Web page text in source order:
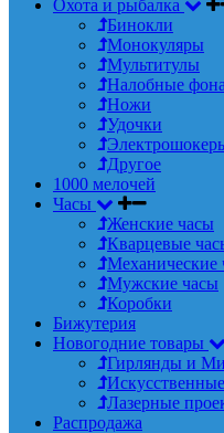
Охота и рыбалка
Бинокли
Монокуляры
Мультитулы
Налобные
Ножи
Удочки
Другое
1000 мелочей
Часы
Женские часы
Кварцевые
Механические
Мужские часы
Коробки
Бижутерия
Новогодние товары
Гирлянды и
Лазерные
Распродажа